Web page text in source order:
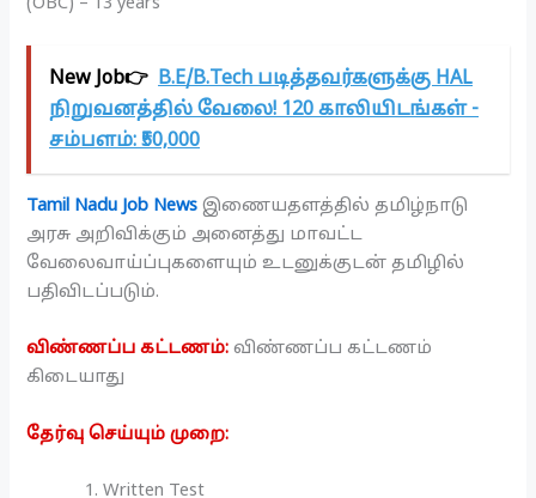
New Job👉 B.E/B.Tech படித்தவர்களுக்கு HAL
நிறுவனத்தில் வேலை! 120 காலியிடங்கள் -
சம்பளம்: ₹50,000
Tamil Nadu Job News இணையதளத்தில் தமிழ்நாடு
அரசு அறிவிக்கும் அனைத்து மாவட்ட
வேலைவாய்ப்புகளையும் உடனுக்குடன் தமிழில்
பதிவிடப்படும்.
விண்ணப்ப கட்டணம்: விண்ணப்ப கட்டணம்
கிடையாது
தேர்வு செய்யும் முறை:
Written Test